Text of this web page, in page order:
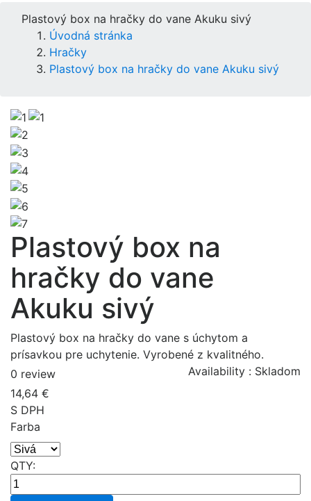
Plastový box na hračky do vane Akuku sivý
Úvodná stránka
Hračky
Plastový box na hračky do vane Akuku sivý
Plastový box na
hračky do vane
Akuku sivý
Plastový box na hračky do vane s úchytom a
prísavkou pre uchytenie. Vyrobené z kvalitného.
0 review
Availability : Skladom
14,64 €
S DPH
Farba
QTY: